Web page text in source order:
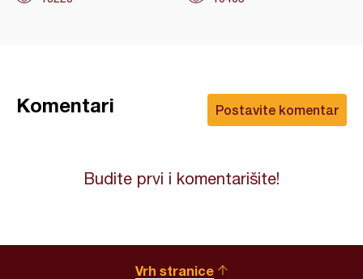
Postavite komentar
Komentari
Budite prvi i komentarišite!
Vrh stranice